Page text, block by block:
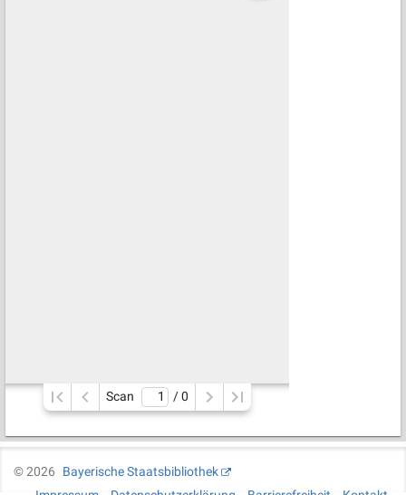
Scan / 0
©2026
Bayerische Staatsbibliothek